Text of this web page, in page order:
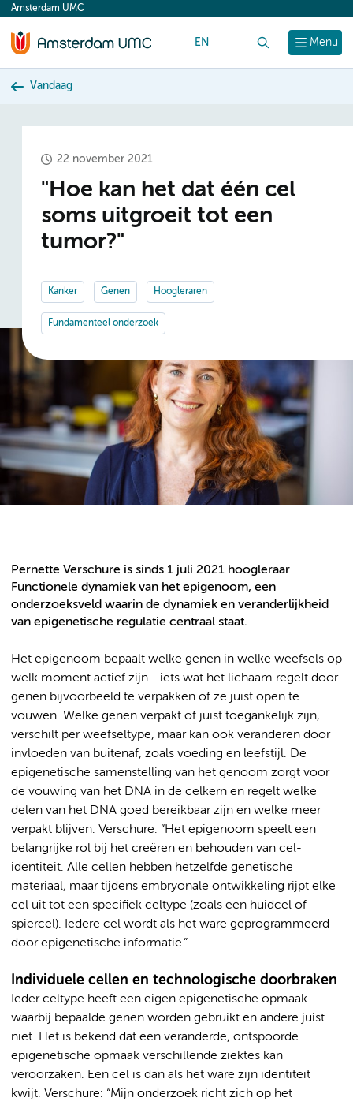
content
Menu
Amsterdam UMC
EN
Vandaag
22 november 2021
"Hoe kan het dat één cel
soms uitgroeit tot een
tumor?"
Kanker Genen Hoogleraren
Fundamenteel onderzoek
Pernette Verschure is sinds 1 juli 2021 hoogleraar
Functionele dynamiek van het epigenoom, een
onderzoeksveld waarin de dynamiek en veranderlijkheid
van epigenetische regulatie centraal staat.
Het epigenoom bepaalt welke genen in welke weefsels op
welk moment actief zijn - iets wat het lichaam regelt door
genen bijvoorbeeld te verpakken of ze juist open te
vouwen. Welke genen verpakt of juist toegankelijk zijn,
verschilt per weefseltype, maar kan ook veranderen door
invloeden van buitenaf, zoals voeding en leefstijl. De
epigenetische samenstelling van het genoom zorgt voor
de vouwing van het DNA in de celkern en regelt welke
delen van het DNA goed bereikbaar zijn en welke meer
verpakt blijven. Verschure: “Het epigenoom speelt een
belangrijke rol bij het creëren en behouden van cel-
identiteit. Alle cellen hebben hetzelfde genetische
materiaal, maar tijdens embryonale ontwikkeling rijpt elke
cel uit tot een specifiek celtype (zoals een huidcel of
spiercel). Iedere cel wordt als het ware geprogrammeerd
door epigenetische informatie.”
Individuele cellen en technologische doorbraken
Ieder celtype heeft een eigen epigenetische opmaak
waarbij bepaalde genen worden gebruikt en andere juist
niet. Het is bekend dat een veranderde, ontspoorde
epigenetische opmaak verschillende ziektes kan
veroorzaken. Een cel is dan als het ware zijn identiteit
kwijt. Verschure: “Mijn onderzoek richt zich op het